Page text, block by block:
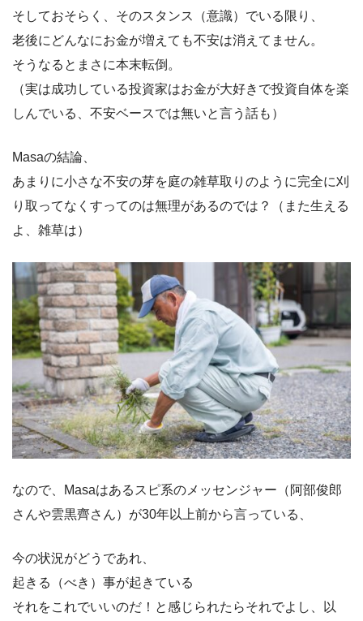
そしておそらく、そのスタンス（意識）でいる限り、
老後にどんなにお金が増えても不安は消えてません。
そうなるとまさに本末転倒。
（実は成功している投資家はお金が大好きで投資自体を楽
しんでいる、不安ベースでは無いと言う話も）
Masaの結論、
あまりに小さな不安の芽を庭の雑草取りのように完全に刈
り取ってなくすってのは無理があるのでは？（また生える
よ、雑草は）
なので、Masaはあるスピ系のメッセンジャー（阿部俊郎
さんや雲黒齊さん）が30年以上前から言っている、
今の状況がどうであれ、
起きる（べき）事が起きている
それをこれでいいのだ！と感じられたらそれでよし、以